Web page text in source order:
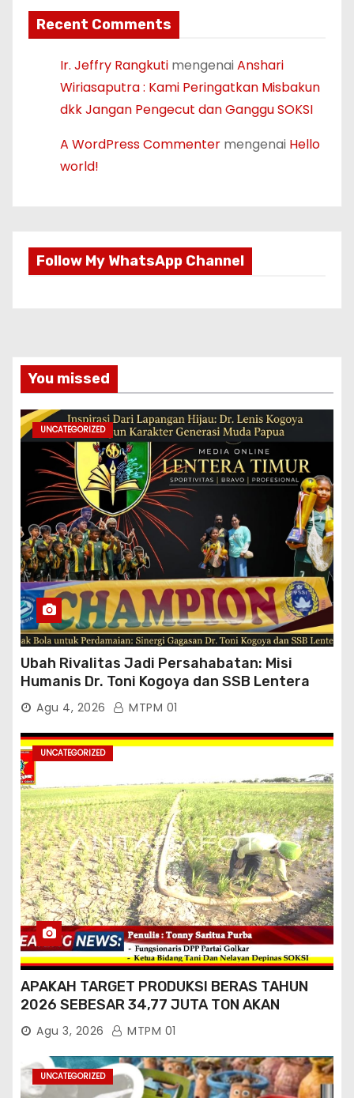
Recent Comments
Ir. Jeffry Rangkuti mengenaiAnshari
Wiriasaputra : Kami Peringatkan Misbakun
dkk Jangan Pengecut dan Ganggu SOKSI
A WordPress Commenter mengenai Hello
world!
Follow My WhatsApp Channel
You missed
UNCATEGORIZED
Ubah Rivalitas Jadi Persahabatan: Misi
Humanis Dr. Toni Kogoya dan SSB Lentera
TimurAgu 4, 2026 MTPM 01
UNCATEGORIZED
APAKAH TARGET PRODUKSI BERAS TAHUN
2026 SEBESAR 34,77 JUTA TON AKAN
TERCAPAI ?
Agu 3, 2026 MTPM 01
UNCATEGORIZED